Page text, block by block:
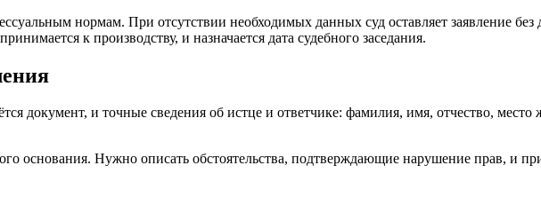
нормам. При отсутствии необходимых данных суд оставляет заявление
к производству, и назначается дата судебного заседания.
документ, и точные сведения об истце и ответчике: фамилия, имя, отчество,
основания. Нужно описать обстоятельства, подтверждающие нарушение прав, и